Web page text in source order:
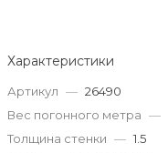
Характеристики
Артикул — 26490
Вес погонного метра —
Толщина стенки — 1.5